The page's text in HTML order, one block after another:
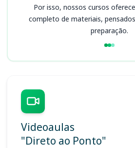
Por isso, nossos cursos
completo de materiais,
preparação.
Videoaulas
"Direto ao Ponto"